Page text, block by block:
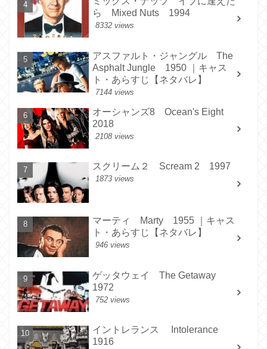
ら Mixed Nuts 1994
8332 views
アスファルト・ジャングル The
Asphalt Jungle 1950 ｜キャス
ト・あらすじ【ネタバレ】
7144 views
オーシャンズ8 Ocean's Eight
2018
2108 views
スクリーム２ Scream 2 1997
1873 views
マーティ Marty 1955 ｜キャス
ト・あらすじ【ネタバレ】
946 views
ゲッタウェイ The Getaway
1972
752 views
イントレランス Intolerance
1916